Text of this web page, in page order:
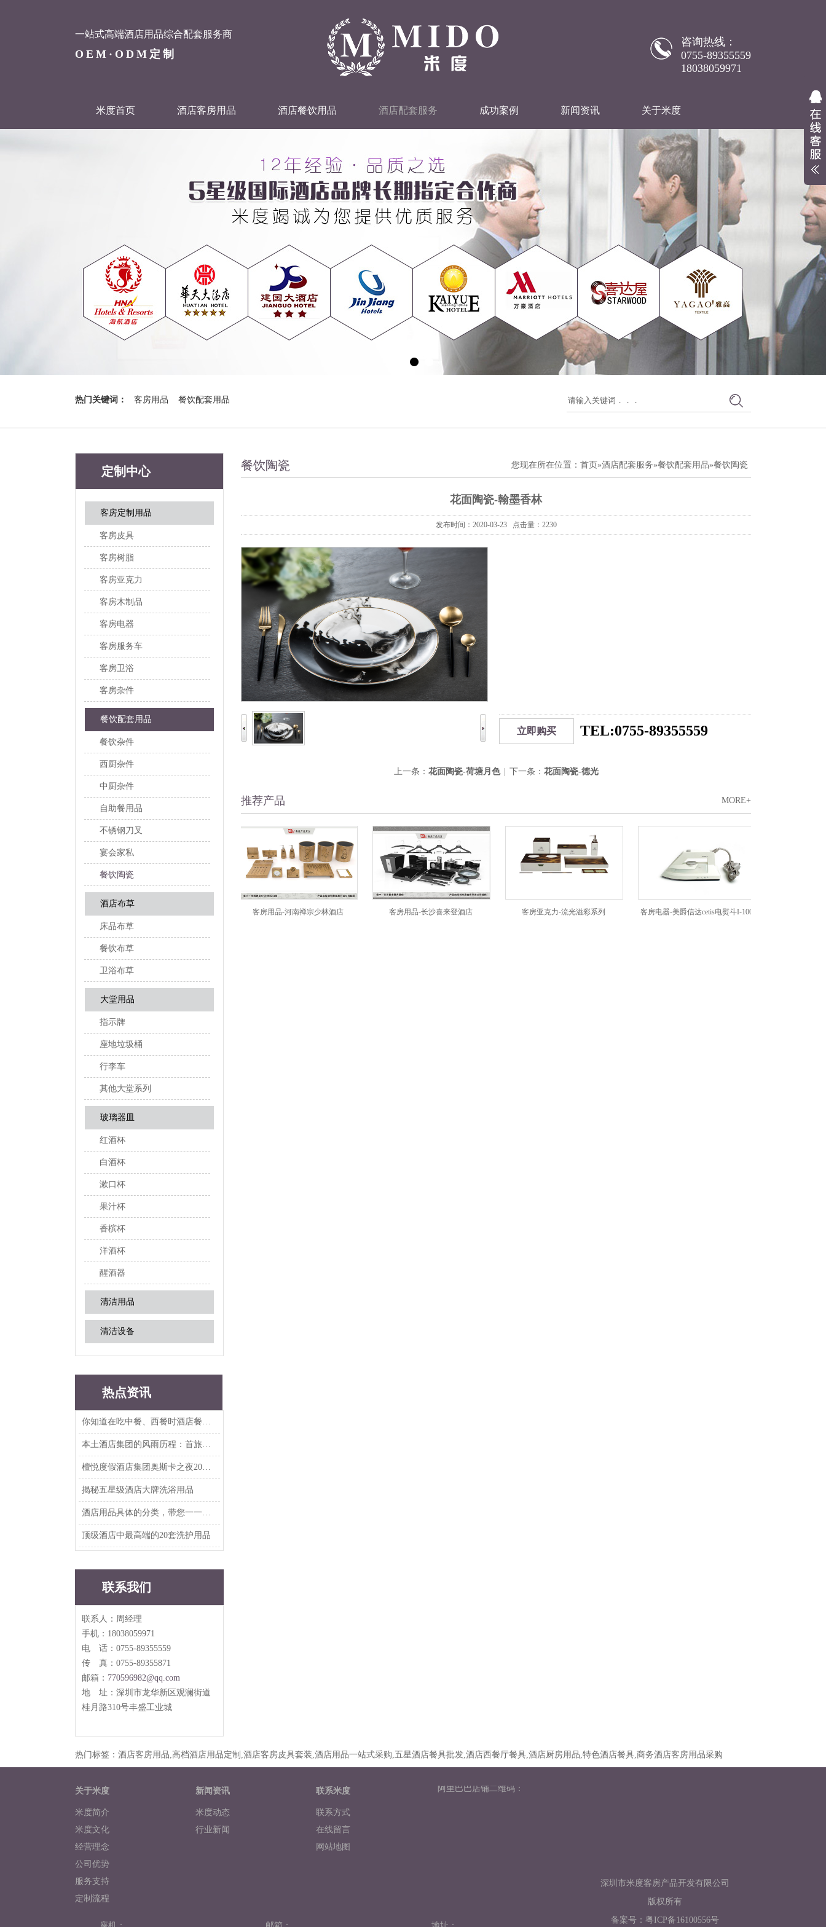
一站式高端酒店用品综合配套服务商
OEM·ODM定制
咨询热线：
0755-89355559
18038059971
米度首页 酒店客房用品 酒店餐饮用品 酒店配套服务 成功案例 新闻资讯 关于米度
热门关键词： 客房用品 餐饮配套用品
定制中心
客房定制用品
客房皮具
客房树脂
客房亚克力
客房木制品
客房电器
客房服务车
客房卫浴
客房杂件
餐饮配套用品
餐饮杂件
西厨杂件
中厨杂件
自助餐用品
不锈钢刀叉
宴会家私
餐饮陶瓷
酒店布草
床品布草
餐饮布草
卫浴布草
大堂用品
指示牌
座地垃圾桶
行李车
其他大堂系列
玻璃器皿
红酒杯
白酒杯
漱口杯
果汁杯
香槟杯
洋酒杯
醒酒器
清洁用品
清洁设备
热点资讯
你知道在吃中餐、西餐时酒店餐具要如何摆放吗？
本土酒店集团的风雨历程：首旅、华住、东呈、尚美、雅斯特、铂涛、亚朵、开元、美豪...
檀悦度假酒店集团奥斯卡之夜2019年度客户答谢晚宴
揭秘五星级酒店大牌洗浴用品
酒店用品具体的分类，带您一一知晓
顶级酒店中最高端的20套洗护用品
联系我们
联系人：周经理
手机：18038059971
电 话：0755-89355559
传 真：0755-89355871
邮箱： 770596982@qq.com
地 址： 深圳市龙华新区观澜街道
桂月路310号丰盛工业城
您现在所在位置： 首页 »酒店配套服务»餐饮配套用品»餐饮陶瓷
餐饮陶瓷
花面陶瓷-翰墨香林
发布时间：2020-03-23 点击量：2230
立即购买 TEL:0755-89355559
上一条： 花面陶瓷-荷塘月色 下一条： 花面陶瓷-德光
MORE+
推荐产品
客房用品-河南禅宗少林酒店 客房用品-长沙喜来登酒店 客房亚克力-流光溢彩系列 客房电器-美爵信达cetis电熨斗I-100
热门标签：酒店客房用品,高档酒店用品定制,酒店客房皮具套装,酒店用品一站式采购,五星酒店餐具批发,酒店西餐厅餐具,酒店厨房用品,特色酒店餐具,商务酒店客房用品采购
关于米度
米度简介
米度文化
经营理念
公司优势
服务支持
定制流程
新闻资讯
米度动态
行业新闻
联系米度
联系方式
在线留言
网站地图
阿里巴巴店铺二维码：
深圳市米度客房产品开发有限公司
版权所有
备案号： 粤ICP备16100556号